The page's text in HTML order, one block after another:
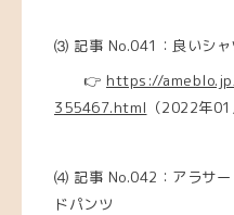
⑶ 記事 No.041：良いシャ
👉 https://
355467.html （2022年01
⑷ 記事 No.042：アラサー
ドパンツ